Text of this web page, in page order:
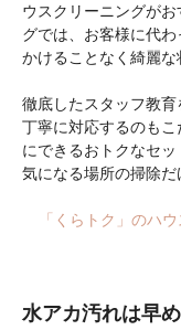
ウスクリーニングが
グでは、お客様に代
かけることなく綺麗な
徹底したスタッフ教
丁寧に対応するのも
にできるおトクなセッ
気になる場所の掃除だ
「くらトク」のハ
水アカ汚れは早